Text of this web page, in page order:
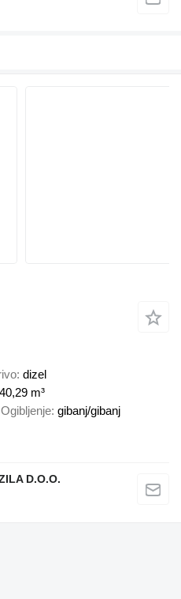
dizel
40,29 m³
Ogibljenje gibanj/gibanj
D.O.O.